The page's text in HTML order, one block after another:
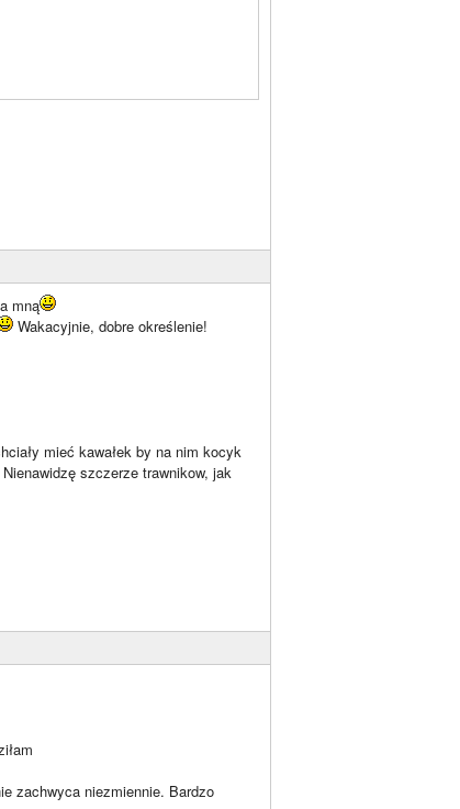
mną
Wakacyjnie, dobre określenie!
mieć kawałek by na nim kocyk
Nienawidzę szczerze trawnikow, jak
zachwyca niezmiennie. Bardzo